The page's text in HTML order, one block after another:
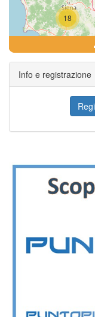
18
Info e registrazione